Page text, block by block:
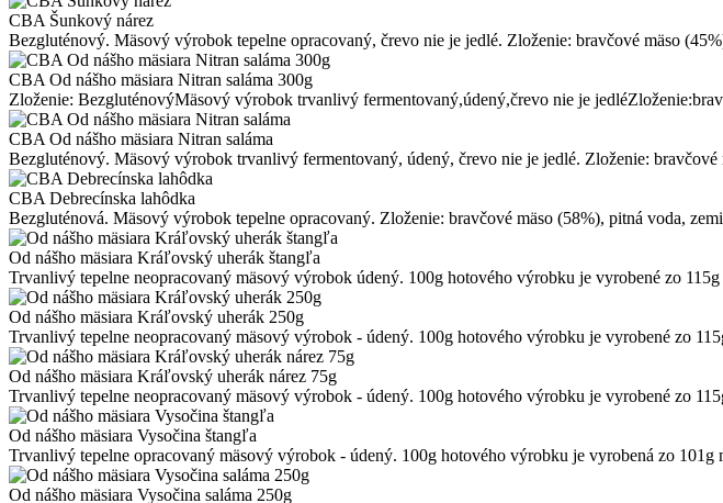
CBA Šunkový nárez
Bezgluténový. Mäsový výrobok tepelne opracovaný, črevo nie je jedlé. Zloženie: bravčové mäso
CBA Od nášho mäsiara Nitran saláma 300g
Zloženie: BezgluténovýMäsový výrobok trvanlivý fermentovaný,údený,črevo nie je
CBA Od nášho mäsiara Nitran saláma
Bezgluténový. Mäsový výrobok trvanlivý fermentovaný, údený, črevo nie je jedlé. Zloženie:
CBA Debrecínska lahôdka
Bezgluténová. Mäsový výrobok tepelne opracovaný. Zloženie: bravčové mäso (58%), pitná voda,
Od nášho mäsiara Kráľovský uherák štangľa
Trvanlivý tepelne neopracovaný mäsový výrobok údený. 100g hotového výrobku je vyrobené zo
Od nášho mäsiara Kráľovský uherák 250g
Trvanlivý tepelne neopracovaný mäsový výrobok - údený. 100g hotového výrobku je vyrobené zo
Od nášho mäsiara Kráľovský uherák nárez 75g
Trvanlivý tepelne neopracovaný mäsový výrobok - údený. 100g hotového výrobku je vyrobené zo
Od nášho mäsiara Vysočina štangľa
Trvanlivý tepelne opracovaný mäsový výrobok - údený. 100g hotového výrobku je vyrobená zo 101g
Od nášho mäsiara Vysočina saláma 250g